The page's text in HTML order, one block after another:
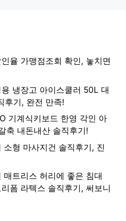
율 가맹점조회 확인, 놓치면
냉장고 아이스쿨러 50L 대
후기, 완전 만족!
기계식키보드 한영 각인 아
축 내돈내산 솔직후기!
소형 마사지건 솔직후기, 진
매트리스 허리에 좋은 침대
폼 라텍스 솔직후기, 써보니